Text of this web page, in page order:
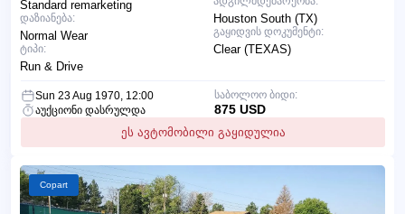
Houston South (TX)
გაყიდვის დოკუმენტი:
Clear (TEXAS)
Standard remarketing
დაზიანება:
Normal Wear
ტიპი:
Run & Drive
Sun 23 Aug 1970, 12:00
აუქციონი დასრულდა
ეს ავტომობილი გაყიდულია
საბოლოო ბიდი:
875 USD
Copart